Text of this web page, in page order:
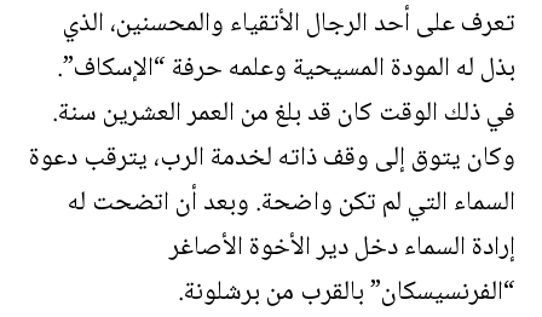
تعرف على أحد الرجال الأتقياء والمحسنين، الذي
بذل له المودة المسيحية وعلمه حرفة “الإسكاف”.
في ذلك الوقت كان قد بلغ من العمر العشرين سنة.
وكان يتوق إلى وقف ذاته لخدمة الرب، يترقب دعوة
السماء التي لم تكن واضحة. وبعد أن اتضحت له
إرادة السماء دخل دير الأخوة الأصاغر
“الفرنسيسكان” بالقرب من برشلونة.